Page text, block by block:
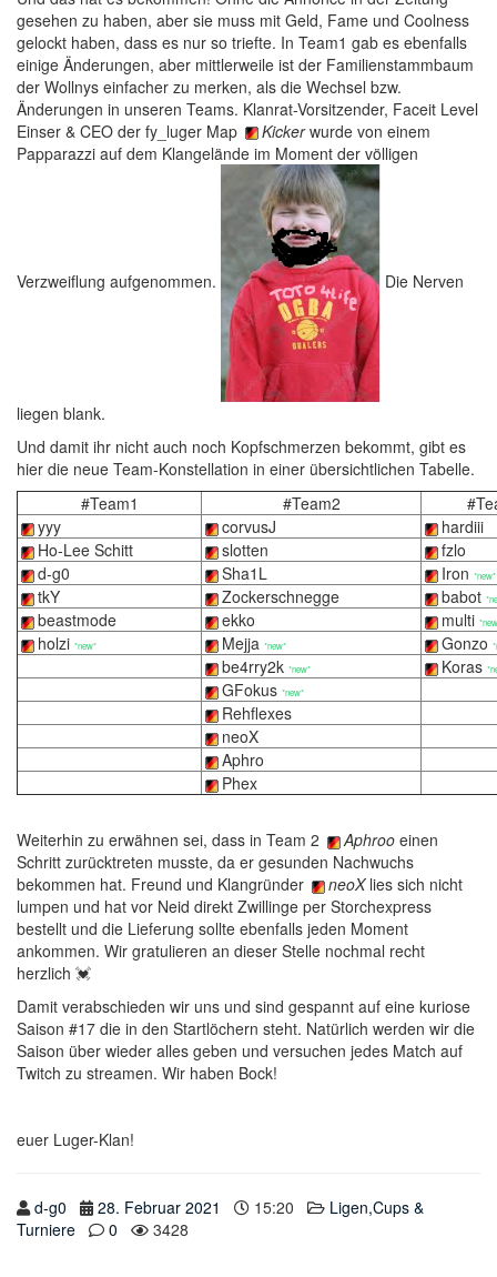
gesehen zu haben, aber sie muss mit Geld, Fame und Coolness
gelockt haben, dass es nur so triefte. In Team1 gab es ebenfalls
einige Änderungen, aber mittlerweile ist der Familienstammbaum
der Wollnys einfacher zu merken, als die Wechsel bzw.
Änderungen in unseren Teams. Klanrat-Vorsitzender, Faceit Level
Einser & CEO der fy_luger Map
Kickerwurde von einem
Papparazzi auf dem Klangelände im Moment der völligen
Verzweiflung aufgenommen. Die Nerven
liegen blank.
Und damit ihr nicht auch noch Kopfschmerzen bekommt, gibt es
hier die neue Team-Konstellation in einer übersichtlichen Tabelle.
#Team1
#Team2
yyy
corvusJ
hardiii
Ho-Lee Schitt
slotten
fzlo
d-g0
Sha1L Iron *new*
tkY Zockerschnegge babot
beastmode ekko multi
holzi *new* Mejja *new* Gonzo
be4rry2k *new* Koras
GFokus *new*
Rehflexes
neoX
Aphro
Phex
Weiterhin zu erwähnen sei, dass in Team 2 Aphroo einen
Schritt zurücktreten musste, da er gesunden Nachwuchs
bekommen hat. Freund und Klangründer
neoXlies sich nicht
lumpen und hat vor Neid direkt Zwillinge per Storchexpress
bestellt und die Lieferung sollte ebenfalls jeden Moment
ankommen. Wir gratulieren an dieser Stelle nochmal recht
herzlich 💓
Damit verabschieden wir uns und sind gespannt auf eine kuriose
Saison #17 die in den Startlöchern steht. Natürlich werden wir die
Saison über wieder alles geben und versuchen jedes Match auf
Twitch zu streamen. Wir haben Bock!
euer Luger-Klan!
d-g0 28. Februar 2021 15:20
Ligen,Cups &
Turniere
0 3428